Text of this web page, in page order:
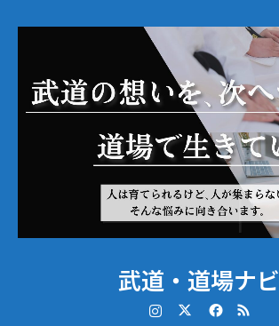
武道・道場ナビ
RSS